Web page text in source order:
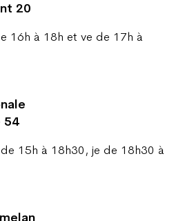
20
16h à 18h et ve de 17h à
54
15h à 18h30, je de 18h30 à